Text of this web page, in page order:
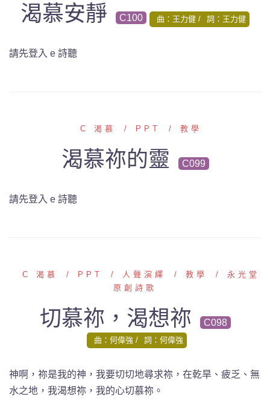
渴慕安靜 C100 曲：王力健 詞：王力健
請先登入 e 詩聽
C 渴慕 PPT 教學
渴慕祢的靈 C099
請先登入 e 詩聽
C 渴慕 PPT 人聲演繹 教學
永光堂
原創詩歌
切慕祢，渴想祢 C098
曲：何偉強 詞：何偉強
神啊，祢是我的神 ，我要切切地尋求祢，在乾旱、疲乏、無
水之地，我渴想祢，我的心切慕祢。